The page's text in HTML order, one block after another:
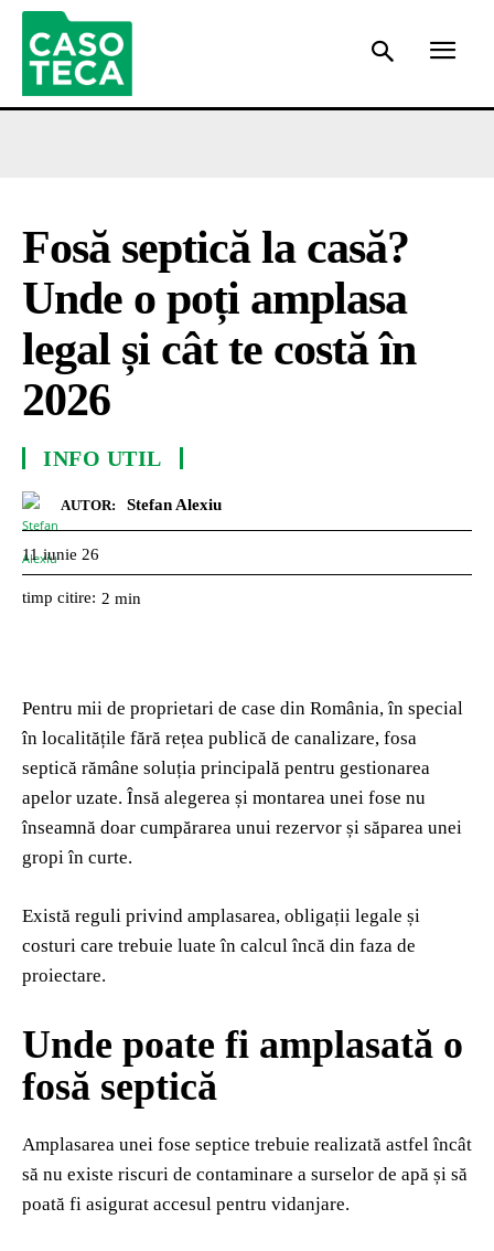
Fosă septică la casă?
Unde o poți amplasa
legal și cât te costă în
2026
INFO UTIL
AUTOR: Stefan Alexiu
11 iunie 26
timp citire: 2 min
Pentru mii de proprietari de case din România, în special
în localitățile fără rețea publică de canalizare, fosa
septică rămâne soluția principală pentru gestionarea
apelor uzate. Însă alegerea și montarea unei fose nu
înseamnă doar cumpărarea unui rezervor și săparea unei
gropi în curte.
Există reguli privind amplasarea, obligații legale și
costuri care trebuie luate în calcul încă din faza de
proiectare.
Unde poate fi amplasată o
fosă septică
Amplasarea unei fose septice trebuie realizată astfel încât
să nu existe riscuri de contaminare a surselor de apă și să
poată fi asigurat accesul pentru vidanjare.